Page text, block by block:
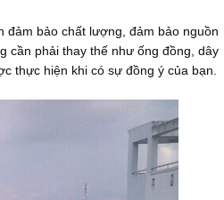
đảm bảo chất lượng, đảm bảo nguồn
cần phải thay thế như ống đồng, dây
thực hiện khi có sự đồng ý của bạn.